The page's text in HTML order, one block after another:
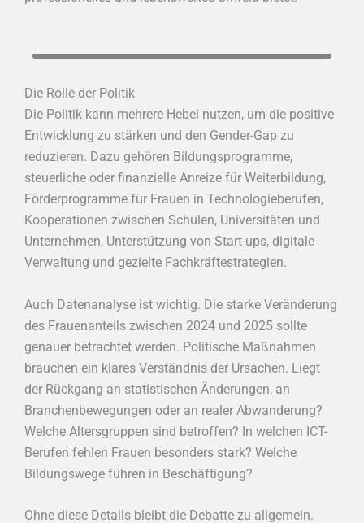
Die Rolle der Politik
Die Politik kann mehrere Hebel nutzen, um die positive
Entwicklung zu stärken und den Gender-Gap zu
reduzieren. Dazu gehören Bildungsprogramme,
steuerliche oder finanzielle Anreize für Weiterbildung,
Förderprogramme für Frauen in Technologieberufen,
Kooperationen zwischen Schulen, Universitäten und
Unternehmen, Unterstützung von Start-ups, digitale
Verwaltung und gezielte Fachkräftestrategien.
Auch Datenanalyse ist wichtig. Die starke Veränderung
des Frauenanteils zwischen 2024 und 2025 sollte
genauer betrachtet werden. Politische Maßnahmen
brauchen ein klares Verständnis der Ursachen. Liegt
der Rückgang an statistischen Änderungen, an
Branchenbewegungen oder an realer Abwanderung?
Welche Altersgruppen sind betroffen? In welchen ICT-
Berufen fehlen Frauen besonders stark? Welche
Bildungswege führen in Beschäftigung?
Ohne diese Details bleibt die Debatte zu allgemein.